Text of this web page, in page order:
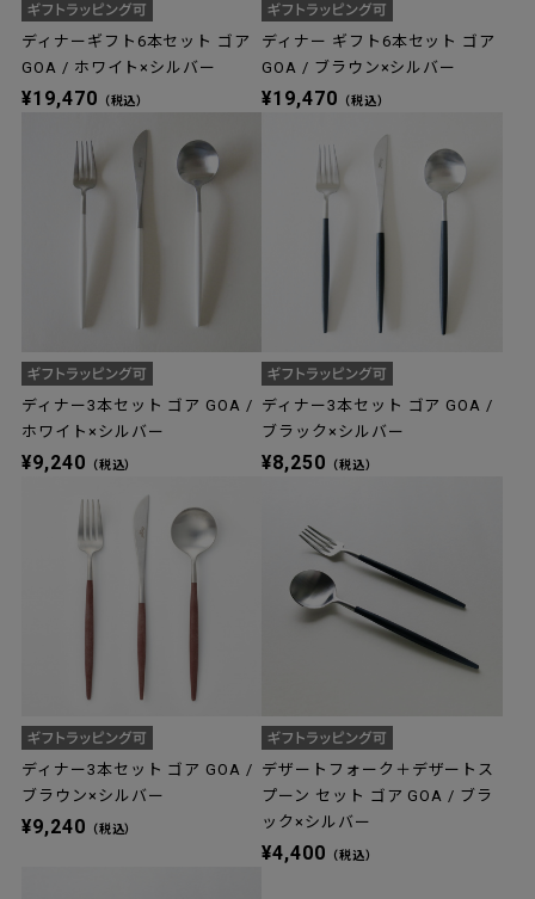
ディナーギフト6本セット ゴア
GOA / ホワイト×シルバー
¥19,470 （税込）
ディナー ギフト6本セット ゴア
GOA / ブラウン×シルバー
¥19,470 （税込）
ディナー3本セット ゴア GOA /
ホワイト×シルバー
¥9,240 （税込）
ディナー3本セット ゴア GOA /
ブラック×シルバー
¥8,250 （税込）
ディナー3本セット ゴア GOA /
ブラウン×シルバー
¥9,240 （税込）
デザートフォーク＋デザートス
プーン セット ゴア GOA / ブラ
ック×シルバー
¥4,400 （税込）